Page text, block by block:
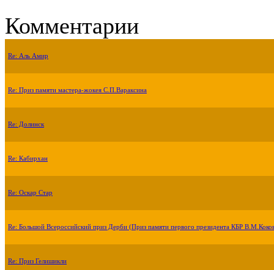
Комментарии
Re: Аль Амир
Re: Приз памяти мастера-жокея С.П.Вараксина
Re: Долинск
Re: Кабирхан
Re: Оскар Стар
Re: Большой Всероссийский приз Дерби (Приз памяти первого президента КБР
Re: Приз Гелишикли